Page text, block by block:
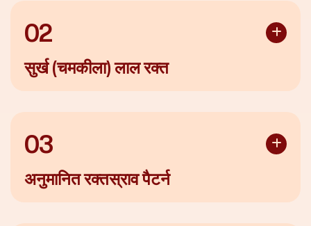
02
सुर्ख (चमकीला) लाल रक्त
03
अनुमानित रक्तस्राव पैटर्न